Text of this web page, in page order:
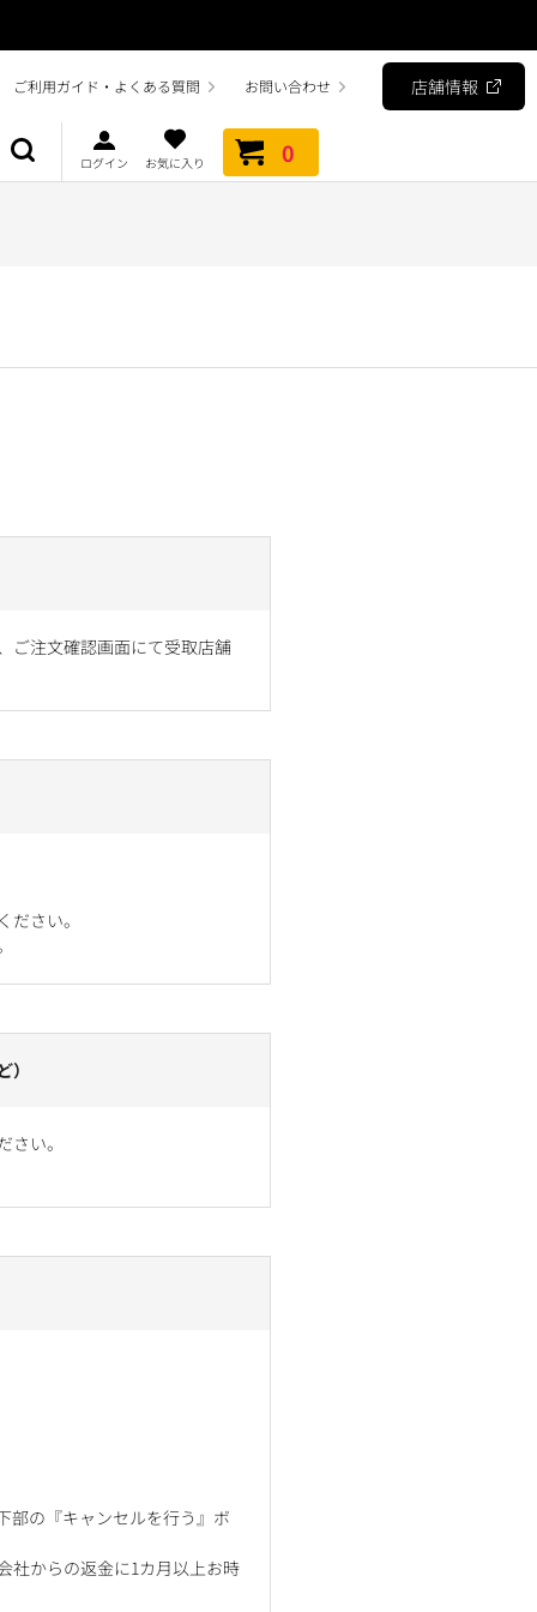
ご利用ガイド・よくある質問 お問い合わせ 店舗情報
ログイン お気に入り 0
ご注文確認画面にて受取店舗
さい。
い。
部の『キャンセルを行う』ボ
社からの返金に1カ月以上お時